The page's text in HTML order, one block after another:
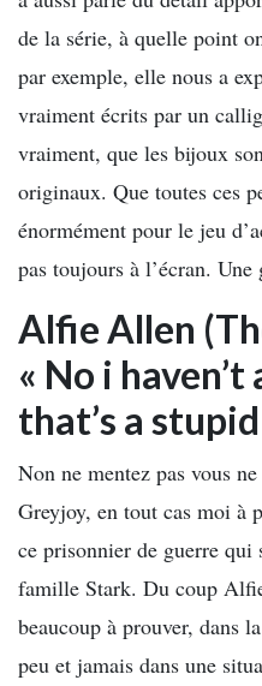
de la série, à quelle point
par exemple, elle nous a
vraiment écrits par un
vraiment, que les bijoux
originaux. Que toutes ces
énormément pour le jeu
pas toujours à l’écran. Une
Alfie Allen
« No i
that’s a
Non ne mentez pas vous
Greyjoy, en tout cas moi à
ce prisonnier de guerre qui
famille Stark. Du coup
beaucoup à prouver, dans
peu et jamais dans une